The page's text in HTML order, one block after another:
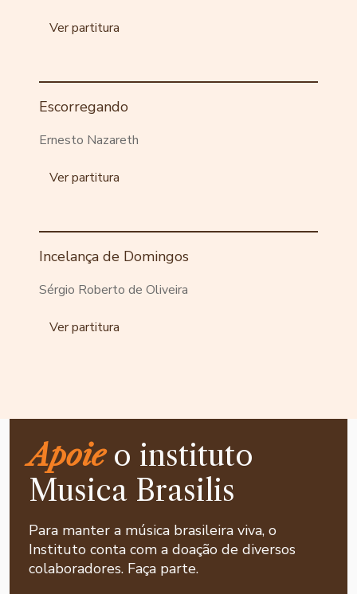
Ver partitura
Escorregando
Ernesto Nazareth
Ver partitura
Incelança de Domingos
Sérgio Roberto de Oliveira
Ver partitura
Apoieo instituto
Musica Brasilis
Para manter a música brasileira viva, o
Instituto conta com a doação de diversos
colaboradores. Faça parte.